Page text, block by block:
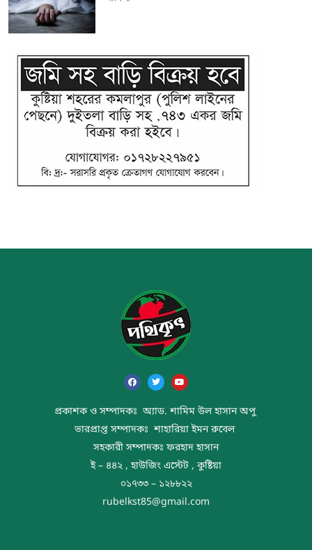
প্রকাশক ও সম্পাদকঃ অ্যাড. শামিম উল হাসান অপু
ভারপ্রাপ্ত সম্পাদকঃ শাহারিয়া ইমন রুবেল
সহকারী সম্পাদকঃ ফরহাদ হাসান
ই – ৪৪২ , হাউজিং এস্টেট , কুষ্টিয়া
০১৭৩৩ – ১২৮৮২২
rubelkst85@gmail.com